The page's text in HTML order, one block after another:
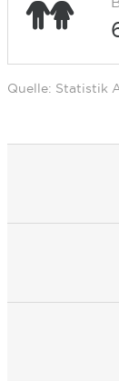
Quelle: Statistik